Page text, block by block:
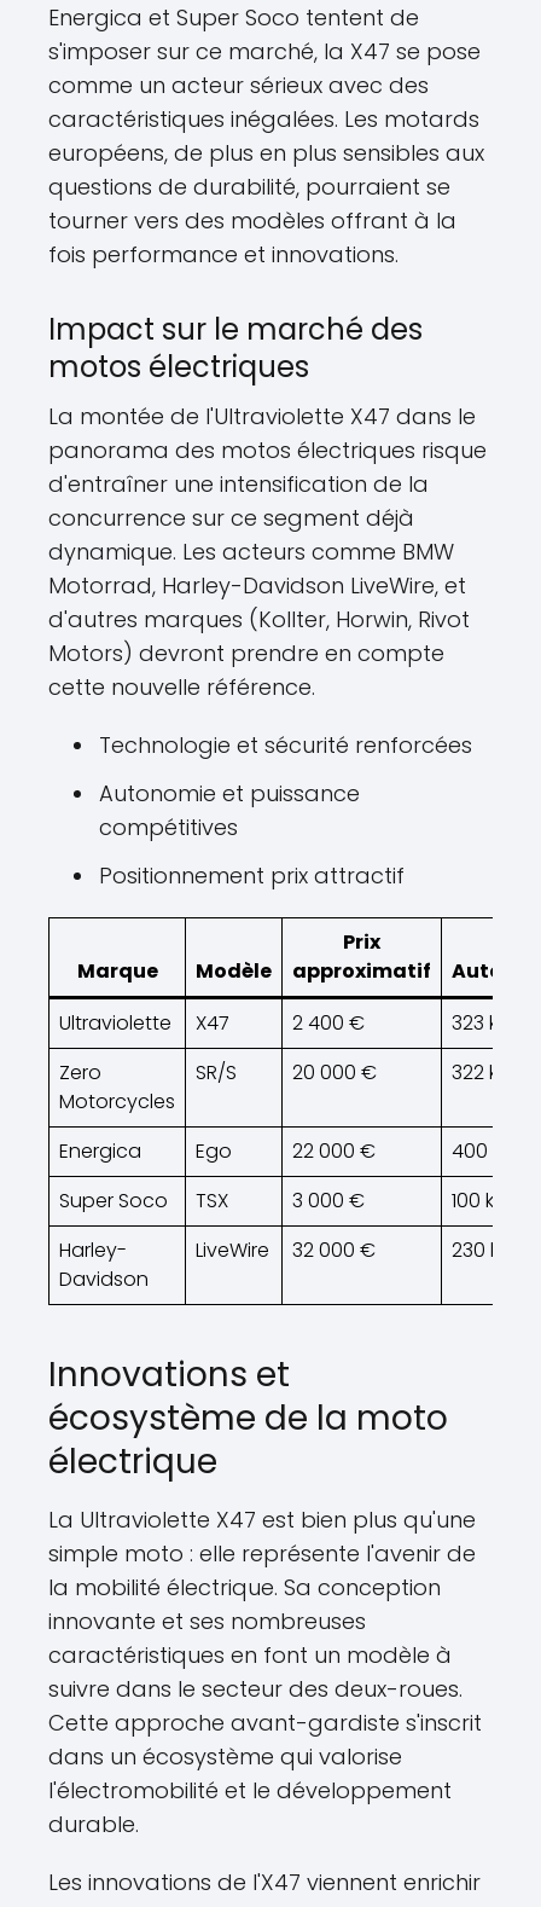
Energica et Super Soco tentent de
s'imposer sur ce marché, la X47 se pose
comme un acteur sérieux avec des
caractéristiques inégalées. Les motards
européens, de plus en plus sensibles aux
questions de durabilité, pourraient se
tourner vers des modèles offrant à la
fois performance et innovations.
Impact sur le marché des
motos électriques
La montée de l'Ultraviolette X47 dans le
panorama des motos électriques risque
d'entraîner une intensification de la
concurrence sur ce segment déjà
dynamique. Les acteurs comme BMW
Motorrad, Harley-Davidson LiveWire, et
d'autres marques (Kollter, Horwin, Rivot
Motors) devront prendre en compte
cette nouvelle référence.
Technologie et sécurité renforcées
Autonomie et puissance
compétitives
Positionnement prix attractif
Marque Modèle
Prix
approximatif
Ultraviolette
X47 2 400 €
323 km
Zero
Motorcycles
SR/S 20 000 € 322 km
Energica Ego 22 000 €
400 km
Super Soco
TSX 3 000 €
100 km
Harley-
Davidson
LiveWire 32 000 € 230 km
Innovations et
écosystème de la moto
électrique
La Ultraviolette X47 est bien plus qu'une
simple moto : elle représente l'avenir de
la mobilité électrique. Sa conception
innovante et ses nombreuses
caractéristiques en font un modèle à
suivre dans le secteur des deux-roues.
Cette approche avant-gardiste s'inscrit
dans un écosystème qui valorise
l'électromobilité et le développement
durable.
Les innovations de l'X47 viennent enrichir